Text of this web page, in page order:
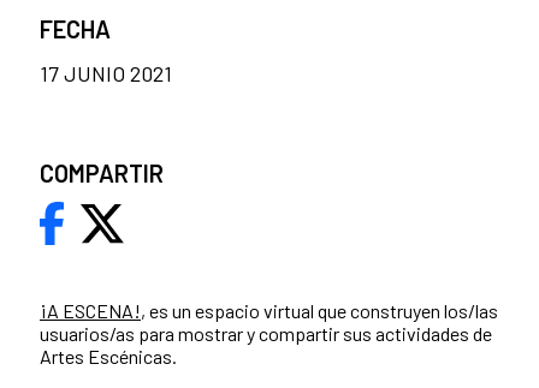
¡A ESCENA!, es un espacio virtual que construyen los/las
usuarios/as para mostrar y compartir sus actividades de
Artes Escénicas.
FECHA
17 JUNIO 2021
COMPARTIR